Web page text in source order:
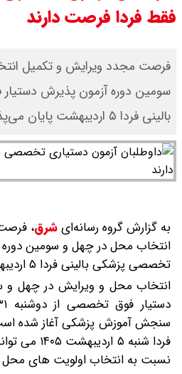
سنتی
دهد؟
بنزین برای
فقط فردا فرصت دارند
فرصت مجدد ویرایش و تکمیل
سومین دوره آزمون پذیرش
بالینی فردا ۵ اردیبهشت پایان می‌پذیرد.
به گزارش گروه رسانه‌ایشرق،
انتخاب محل در چهل و سومین دوره
تخصصی پزشکی بالینی فردا ۵ اردیبهشت پایان می‌پذیرد.
انتخاب محل و ویرایش در چهل و
فردا شنبه ۵
نسبت به انتخاب اولویت های محل